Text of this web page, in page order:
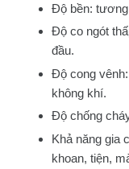
Độ bền:
Độ co ngót
đầu.
Độ cong
không khí.
Độ chống
Khả năng gia
khoan, tiện,